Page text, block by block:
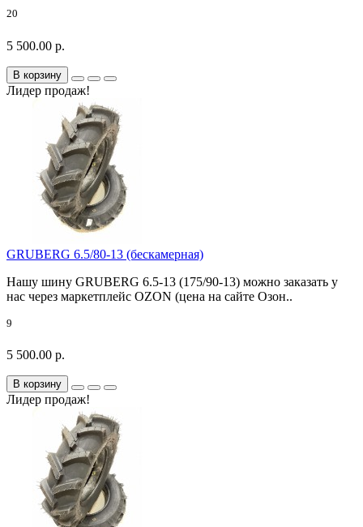
20
5 500.00 р.
В корзину
Лидер продаж!
GRUBERG 6.5/80-13 (бескамерная)
Нашу шину GRUBERG 6.5-13 (175/90-13) можно заказать у
нас через маркетплейс OZON (цена на сайте Озон..
9
5 500.00 р.
В корзину
Лидер продаж!